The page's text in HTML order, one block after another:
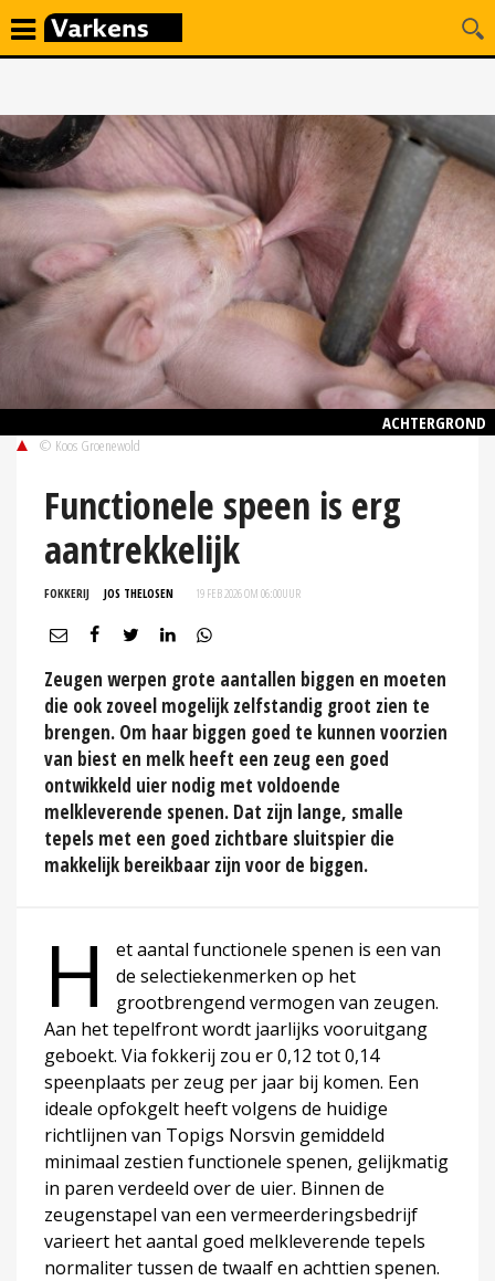
ACHTERGROND
© Koos Groenewold
Functionele speen is erg
aantrekkelijk
FOKKERIJ JOS THELOSEN 19 FEB 2026 OM 06:00UUR
Zeugen werpen grote aantallen biggen en moeten
die ook zoveel mogelijk zelfstandig groot zien te
brengen. Om haar biggen goed te kunnen voorzien
van biest en melk heeft een zeug een goed
ontwikkeld uier nodig met voldoende
melkleverende spenen. Dat zijn lange, smalle
tepels met een goed zichtbare sluitspier die
makkelijk bereikbaar zijn voor de biggen.
H
et aantal functionele spenen is een van
de selectiekenmerken op het
grootbrengend vermogen van zeugen.
Aan het tepelfront wordt jaarlijks vooruitgang
geboekt. Via fokkerij zou er 0,12 tot 0,14
speenplaats per zeug per jaar bij komen. Een
ideale opfokgelt heeft volgens de huidige
richtlijnen van Topigs Norsvin gemiddeld
minimaal zestien functionele spenen, gelijkmatig
in paren verdeeld over de uier. Binnen de
zeugenstapel van een vermeerderingsbedrijf
varieert het aantal goed melkleverende tepels
normaliter tussen de twaalf en achttien spenen.